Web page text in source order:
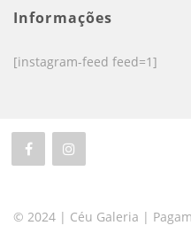
Informações
[instagram-feed feed=1]
© 2024 | Céu Galeria |